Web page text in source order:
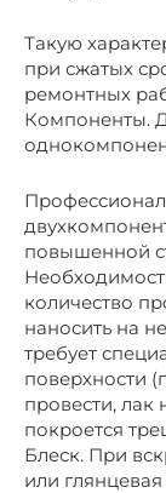
Такую
при сжатых
ремонтных
Компоненты.
повышенной
количество
наносить на
требует
поверхности
провести, лак
покроется
Блеск. При
или